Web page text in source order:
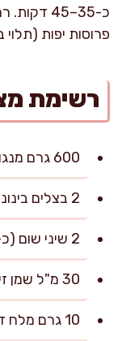
פרוסות יפות
רשימת
600 גרם מנגולד (עלים וגבעולים), שטוף היטב
2 בצלים בינוניים (כ-300 גרם), קצוצים דק
2 שיני שום (כ-10 גרם), קצוצות
30 מ"ל שמן זית
10 גרם מלח דק